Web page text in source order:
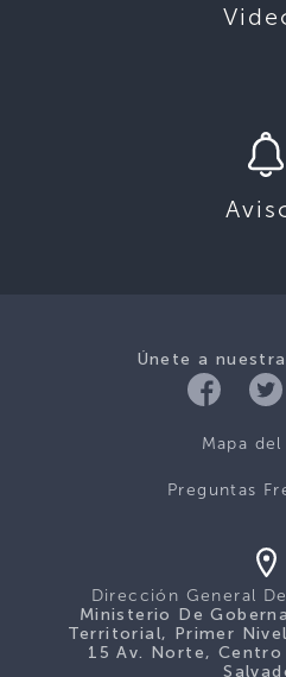
Únete a
Mapa
Preguntas
Dirección General
Ministerio De
Territorial, Primer
15 Av. Norte, Centro